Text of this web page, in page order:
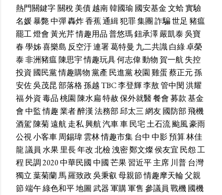
熱門關鍵字關稅美債越南韓國瑜 國安基金文蛤實驗
名媛暴斃中彈轟炸香蕉通緝犯罪集團詐騙世足 豬瘟
罷工燈會黃光芹情趣用品普悠瑪鈕承澤嚴凱泰吳寶
春學姊喜樂島 反空汙連署葛特曼 九二共識白綠卓榮
泰非洲豬瘟陳思宇情趣玩具何志偉動物賀一航失控
投資 國民黨情趣購物黨產 民進黨校園雞蛋蔡正元孫
安佐吳茂昆部落格孫越TBC李登輝李敖管中閔洪耀
福外資毒品桃園陳水扁特赦保外就醫餐會募款基金
會中監情趣業者醉漢法務部邱太三網友國防部飛機
酒駕陳菊遠航走私興航汽車車民宅土石流颱風豪雨
公視小客車周錫瑋雲林情趣市集台中 中影預算林佳
龍議員 水果里長年改北檢洩密鄭文燦侯友宜 民怨工
程 民調2020中華民國中國芒果習近平主席 川普台灣
獨立葉菊蘭馬羅致政吳秉叡母親節情趣摩天輪父親
節端午綠色和平地圖武器軍購軍售 參議員 戰機國機